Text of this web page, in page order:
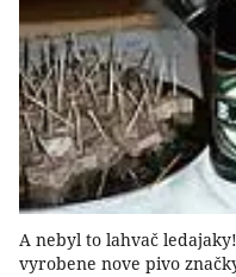
A nebyl to lahvač
vyrobene nove pivo